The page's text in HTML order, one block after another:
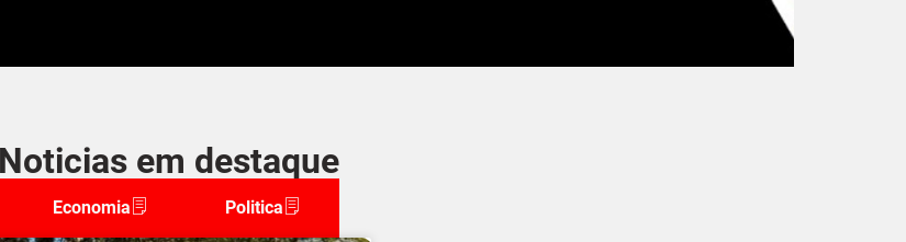
Noticias em destaque
Economia Politica